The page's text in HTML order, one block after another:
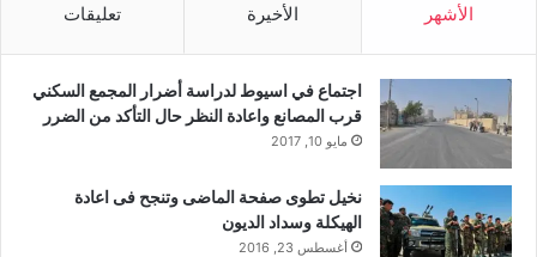
الأشهر الأخيرة تعليقات
اجتماع في اسيوط لدراسة أضرار المجمع السكني
قرب المصانع واعادة النظر حال التأكد من الضرر
مايو 10, 2017
نخيل تطوى صفحة الماضى وتنجح فى اعادة
الهيكلة وسداد الديون
أغسطس 23, 2016